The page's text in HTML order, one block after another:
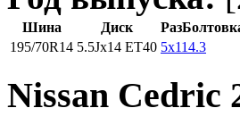
Шина Диск
195/70R14 5.5Jx14 ET40 5x114.3
Nissan Cedric